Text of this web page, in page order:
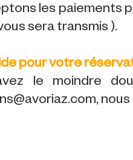
les paiements
sera transmis ).
pour votre
le moindre